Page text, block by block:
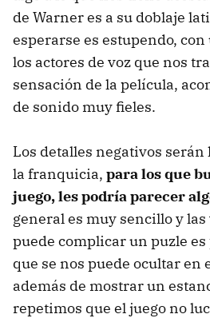
de Warner es a su doblaje
esperarse es estupendo,
los actores de voz que nos
sensación de la película,
de sonido muy fieles.
Los detalles negativos serán
la franquicia, para los que
juego, les podría parecer
general es muy sencillo y las
puede complicar un puzle
que se nos puede ocultar en
además de mostrar un
repetimos que el juego no